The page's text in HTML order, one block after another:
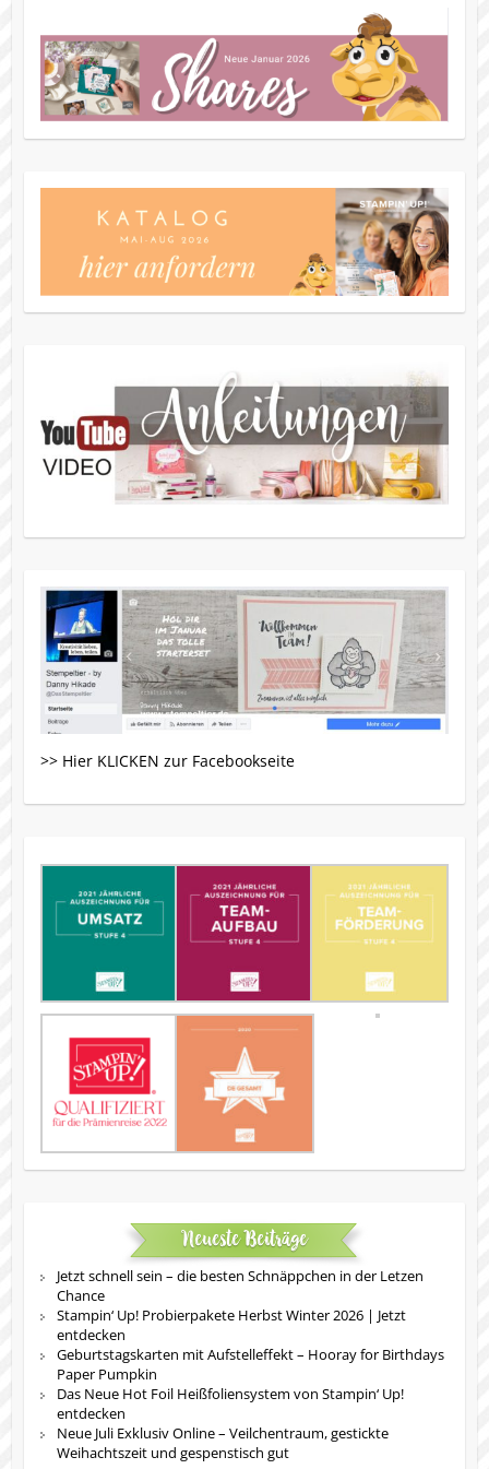
>> Hier KLICKEN zur Facebookseite
Neueste Beiträge
Jetzt schnell sein – die besten Schnäppchen in der Letzen
Chance
Stampin‘ Up! Probierpakete Herbst Winter 2026 | Jetzt
entdecken
Geburtstagskarten mit Aufstelleffekt – Hooray for Birthdays
Paper Pumpkin
Das Neue Hot Foil Heißfoliensystem von Stampin‘ Up!
entdecken
Neue Juli Exklusiv Online – Veilchentraum, gestickte
Weihachtszeit und gespenstisch gut